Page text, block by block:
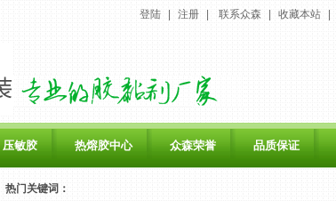
登陆 | 注册 | 联系众森 | 收藏本站 |
压敏胶 热熔胶中心 众森荣誉 品质保证
热门关键词：